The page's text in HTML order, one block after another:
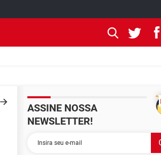
ASSINE NOSSA
NEWSLETTER!